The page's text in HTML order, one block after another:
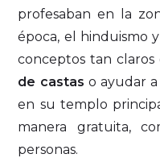
profesaban en la
época, el hinduismo
conceptos tan claros
de castas o ayudar
en su templo
manera gratuita,
personas.